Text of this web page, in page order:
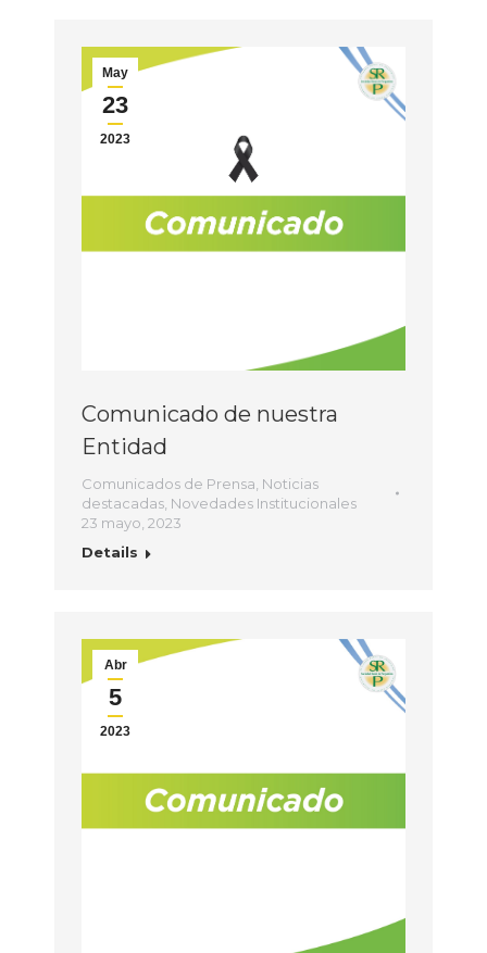
May
23
2023
Comunicado de nuestra
Entidad
Comunicados de Prensa Noticias
destacadas Novedades Institucionales
23 mayo, 2023
Details
Abr
5
2023